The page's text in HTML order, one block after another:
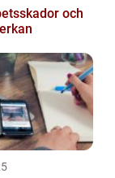
och